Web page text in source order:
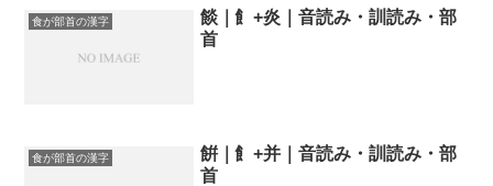
食が部首の漢字
餤｜飠+炎｜音読み・訓読み・部
首
食が部首の漢字
餠｜飠+并｜音読み・訓読み・部
首